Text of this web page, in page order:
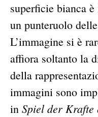
superficie bianca
un punteruolo
L’immagine si è
affiora soltanto la
della
immagini sono
in Spiel der Krafte